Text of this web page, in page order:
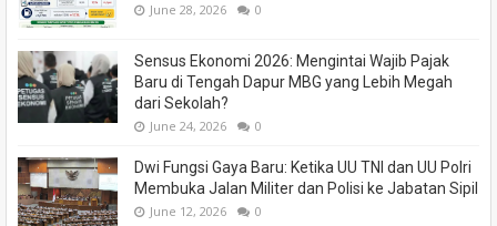
June 28, 2026 0
Sensus Ekonomi 2026: Mengintai Wajib Pajak
Baru di Tengah Dapur MBG yang Lebih Megah
dari Sekolah?
June 24, 2026 0
Dwi Fungsi Gaya Baru: Ketika UU TNI dan UU Polri
Membuka Jalan Militer dan Polisi ke Jabatan Sipil
June 12, 2026 0